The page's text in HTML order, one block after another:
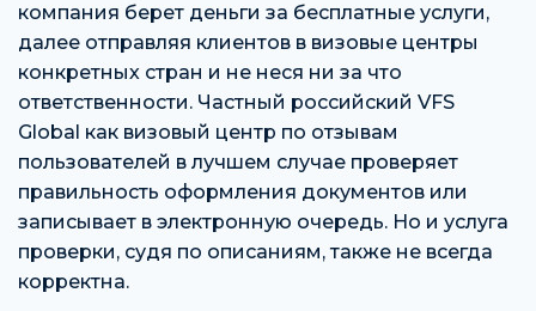
компания берет деньги за бесплатные услуги,
далее отправляя клиентов в визовые центры
конкретных стран и не неся ни за что
ответственности. Частный российский VFS
Global как визовый центр по отзывам
пользователей в лучшем случае проверяет
правильность оформления документов или
записывает в электронную очередь. Но и услуга
проверки, судя по описаниям, также не всегда
корректна.